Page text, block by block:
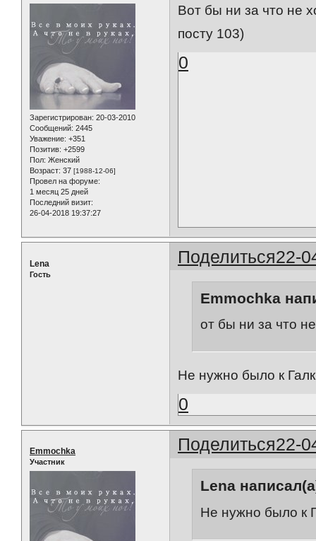
Зарегистрирован: 20-03-2010
Сообщений: 2445
Уважение: +351
Позитив: +2599
Пол: Женский
Возраст: 37 [1988-12-06]
Провел на форуме:
1 месяц 25 дней
Последний визит:
26-04-2018 19:37:27
Вот бы ни за что не
посту 103)
0
Поделиться22-
Lena
Гость
Emmochka
от бы ни за что
Не нужно было к
0
Поделиться22-
Emmochka
Участник
Lena
Не нужно было к